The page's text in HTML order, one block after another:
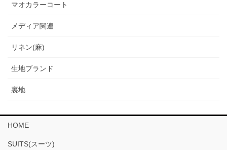
マオカラーコート
メディア関連
リネン(麻)
生地ブランド
裏地
HOME
SUITS(スーツ)